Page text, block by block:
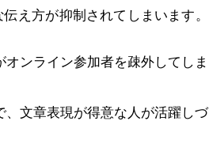
え方が抑制されてしまいます。
オンライン参加者を疎外してしま
、文章表現が得意な人が活躍しづ